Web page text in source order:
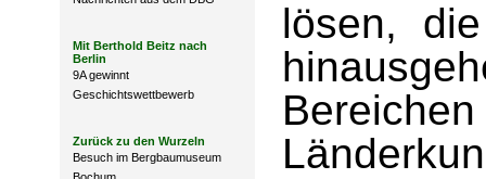
Mit Berthold Beitz nach
Berlin
9A gewinnt
Geschichtswettbewerb
Zurück zu den Wurzeln
Besuch im Bergbaumuseum
lösen,